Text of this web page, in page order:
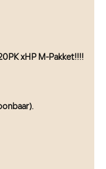
xHP M-Pakket!!!!